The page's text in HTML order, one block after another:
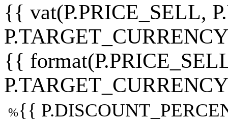
{{ vat(P.PRICE_SELL,
{{
%{{